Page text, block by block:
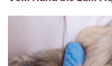
https://
Kosintsev, P., Mitchell, K.
Kuitems, M., Petrova, E.,
Comeskey, D., Turney, C.,